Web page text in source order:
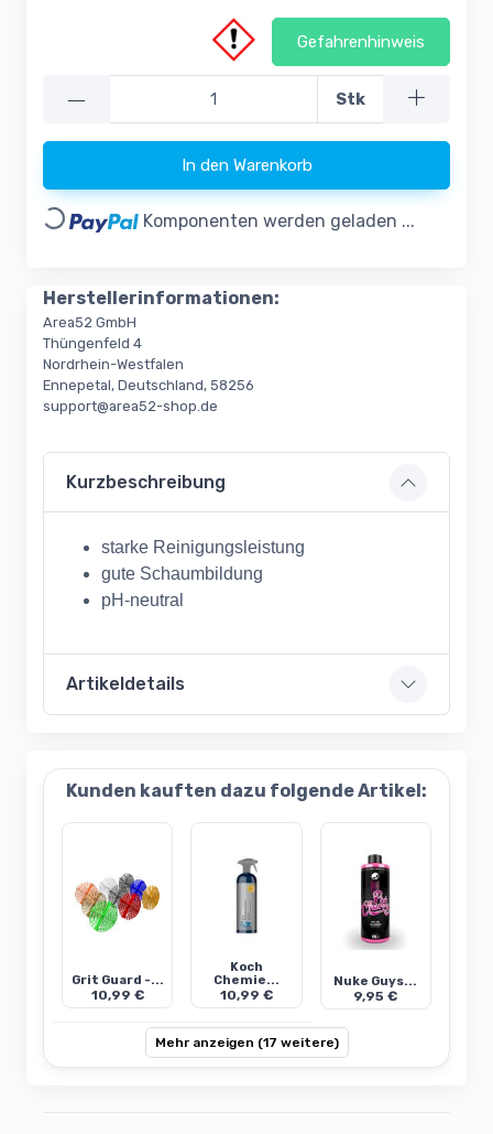
Gefahrenhinweis
— Stk
In den Warenkorb
Loading... Komponenten werden geladen ...
Herstellerinformationen:
Area52 GmbH
Thüngenfeld 4
Nordrhein-Westfalen
Ennepetal, Deutschland, 58256
support@area52-shop.de
Kurzbeschreibung
starke Reinigungsleistung
gute Schaumbildung
pH-neutral
Artikeldetails
Kunden kauften dazu folgende Artikel:
Grit Guard -...
10,99 €
Koch
Chemie...
10,99 €
Nuke Guys...
9,95 €
Mehr anzeigen (17 weitere)